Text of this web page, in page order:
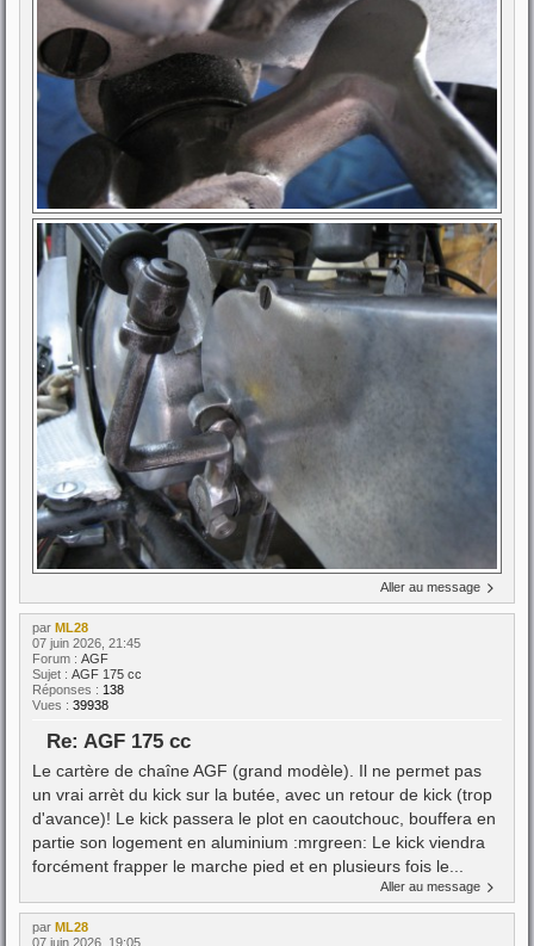
Aller au message
par ML28
07 juin 2026, 21:45
Forum : AGF
Sujet : AGF 175 cc
Réponses : 138
Vues : 39938
Re: AGF 175 cc
Le cartère de chaîne AGF (grand modèle). Il ne permet pas
un vrai arrèt du kick sur la butée, avec un retour de kick (trop
d'avance)! Le kick passera le plot en caoutchouc, bouffera en
partie son logement en aluminium :mrgreen: Le kick viendra
forcément frapper le marche pied et en plusieurs fois le...
Aller au message
par ML28
07 juin 2026, 19:05